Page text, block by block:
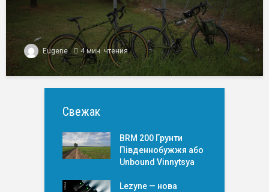
Eugene 4 мин. чтения
Свежак
BRM 200 Грунти
Південнобужжя або
Unbound Vinnytsya
Lezyne — нова